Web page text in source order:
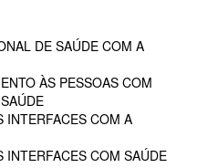
DE SAÚDE COM A
ÀS PESSOAS COM
INTERFACES COM A
INTERFACES COM SAÚDE